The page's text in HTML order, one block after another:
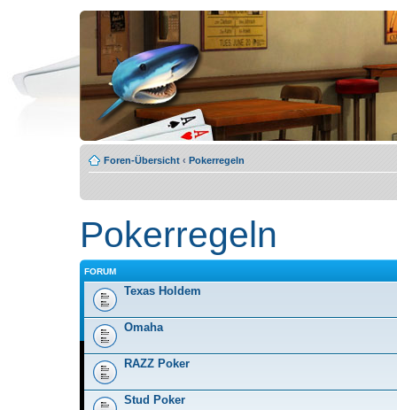
Foren-Übersicht ‹ Pokerregeln
Pokerregeln
FORUM
Texas Holdem
Omaha
RAZZ Poker
Stud Poker